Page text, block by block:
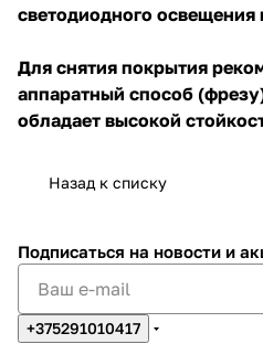
светодиодного
Для снятия покрытия
аппаратный способ
обладает высокой
Назад к списку
Подписаться на новости и
+375291010417